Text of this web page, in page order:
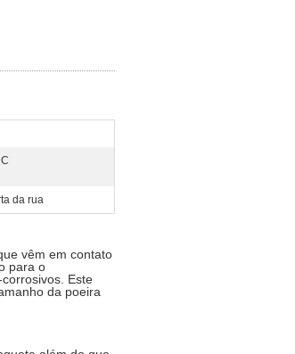
da rua
vêm em contato
para o
Este
da poeira